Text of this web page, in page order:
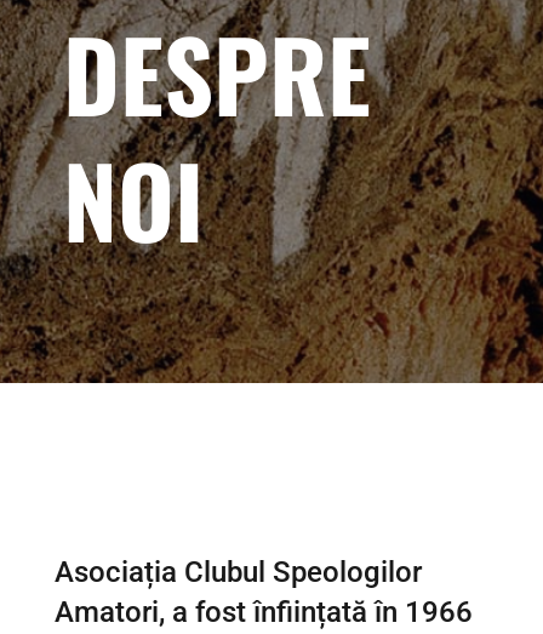
DESPRE
NOI
Asociația Clubul Speologilor
Amatori, a fost înființată în 1966